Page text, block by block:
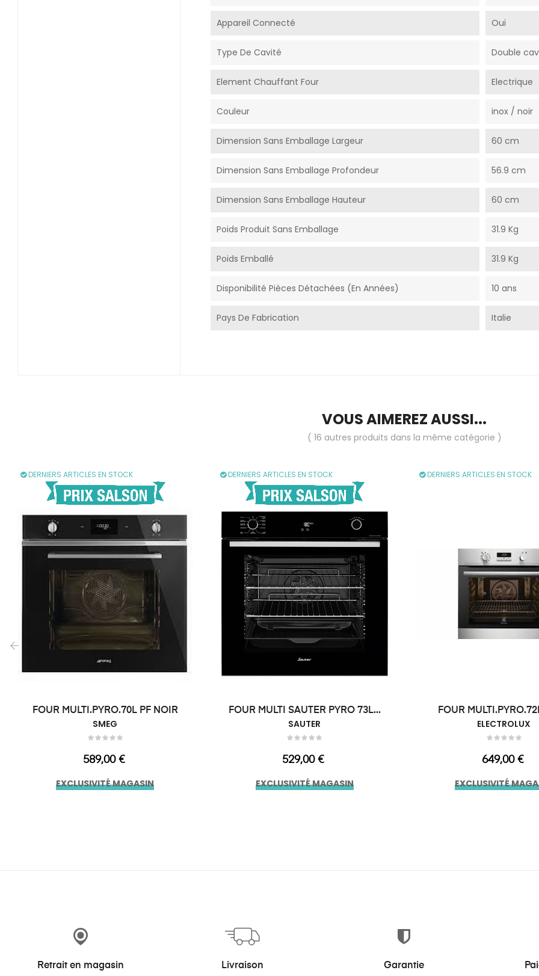
Appareil Connecté Oui
Type De Cavité Double
Element Chauffant Four Electrique
Couleur inox / noir
Dimension Sans Emballage Largeur 60 cm
Dimension Sans Emballage Profondeur 56.9 cm
Dimension Sans Emballage Hauteur 60 cm
Poids Produit Sans Emballage 31.9 Kg
Poids Emballé 31.9 Kg
Disponibilité Pièces Détachées (En Années) 10 ans
Pays De Fabrication Italie
VOUS AIMEREZ AUSSI...
( 16 autres produits dans la même catégorie )
DERNIERS ARTICLES EN STOCK
FOUR MULTI.PYRO.70L PF NOIR
SMEG
Prix
589,00 €
EXCLUSIVITÉ MAGASIN
DERNIERS ARTICLES EN STOCK
FOUR MULTI SAUTER PYRO 73L...
SAUTER
Prix
529,00 €
EXCLUSIVITÉ MAGASIN
DERNIERS ARTICLES EN STOCK
ELECTROLUX
Prix
649,00 €
EXCLUSIVITÉ
Retrait en magasin Livraison Garantie